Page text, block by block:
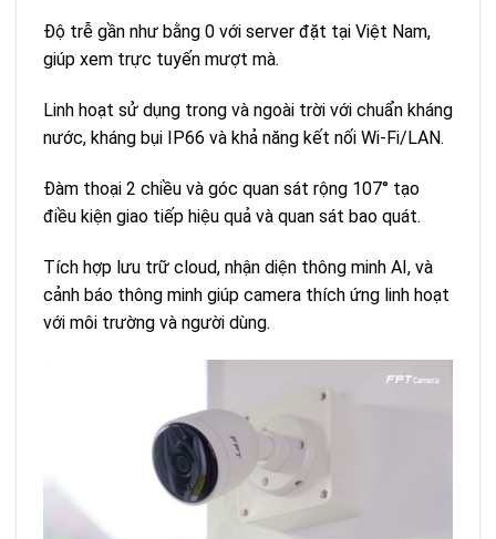
Độ trễ gần như bằng 0 với server đặt tại Việt Nam,
giúp xem trực tuyến mượt mà.
Linh hoạt sử dụng trong và ngoài trời với chuẩn kháng
nước, kháng bụi IP66 và khả năng kết nối Wi-Fi/LAN.
Đàm thoại 2 chiều và góc quan sát rộng 107° tạo
điều kiện giao tiếp hiệu quả và quan sát bao quát.
Tích hợp lưu trữ cloud, nhận diện thông minh AI, và
cảnh báo thông minh giúp camera thích ứng linh hoạt
với môi trường và người dùng.